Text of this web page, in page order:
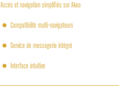
Accès et navigation simplifiés sur Akeo
Compatibilité multi-navigateurs
Service de messagerie intégré
Interface intuitive